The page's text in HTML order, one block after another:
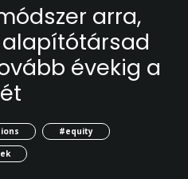
arra,
évekig a
#equity